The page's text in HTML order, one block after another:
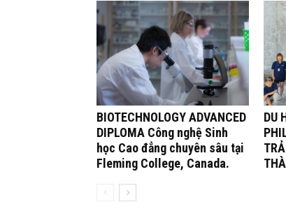
BIOTECHNOLOGY ADVANCED
DIPLOMA Công nghệ Sinh
học Cao đẳng chuyên sâu tại
Fleming College, Canada.
DU